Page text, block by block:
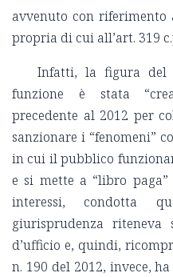
avvenuto con
propria di cui all’art. 319
Infatti, la figura del
funzione è stata
precedente al 2012 per
sanzionare i “fenomeni”
in cui il pubblico
e si mette a “libro
interessi, condotta
giurisprudenza
d’ufficio e, quindi,
n. 190 del 2012, invece,